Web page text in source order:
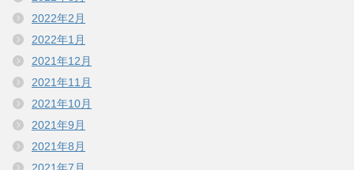
2022年2月
2022年1月
2021年12月
2021年11月
2021年10月
2021年9月
2021年8月
2021年7月